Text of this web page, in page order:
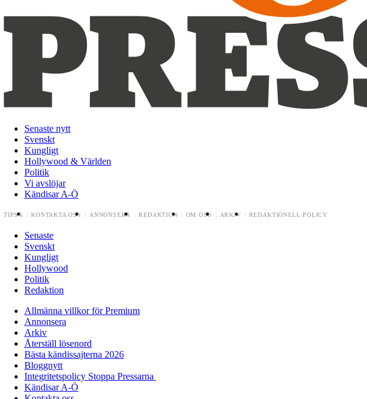
Senaste nytt
Svenskt
Kungligt
Hollywood & Världen
Politik
Vi avslöjar
Kändisar A-Ö
TIPSA KONTAKTA OSS ANNONSERA REDAKTION OM OSS ARKIV REDAKTIONELL POLICY
Senaste
Svenskt
Kungligt
Hollywood
Politik
Redaktion
Allmänna villkor för Premium
Annonsera
Arkiv
Återställ lösenord
Bästa kändissajterna 2026
Bloggnytt
Integritetspolicy Stoppa Pressarna
Kändisar A-Ö